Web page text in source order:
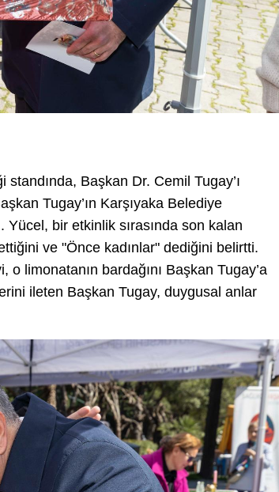
Başkan Dr. Cemil Tugay’ı
Tugay’ın Karşıyaka Belediye
Yücel, bir etkinlik sırasında son kalan
ve "Önce kadınlar" dediğini belirtti.
limonatanın bardağını Başkan Tugay’a
ileten Başkan Tugay, duygusal anlar